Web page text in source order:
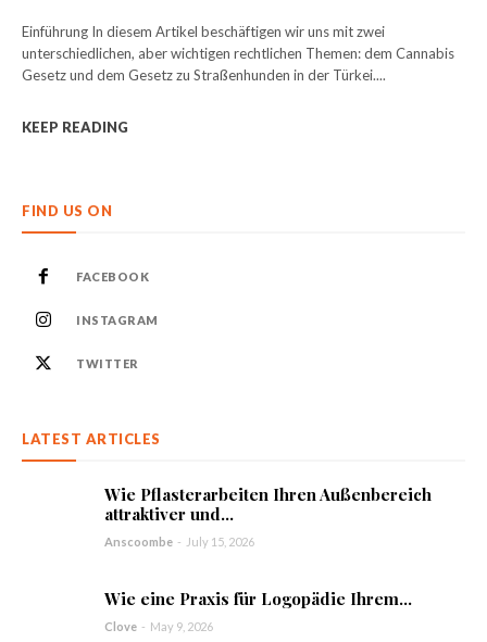
Einführung In diesem Artikel beschäftigen wir uns mit zwei
unterschiedlichen, aber wichtigen rechtlichen Themen: dem Cannabis
Gesetz und dem Gesetz zu Straßenhunden in der Türkei....
KEEP READING
FIND US ON
FACEBOOK
INSTAGRAM
TWITTER
LATEST ARTICLES
Wie Pflasterarbeiten Ihren Außenbereich
attraktiver und...
Anscoombe - July 15, 2026
Wie eine Praxis für Logopädie Ihrem...
Clove - May 9, 2026